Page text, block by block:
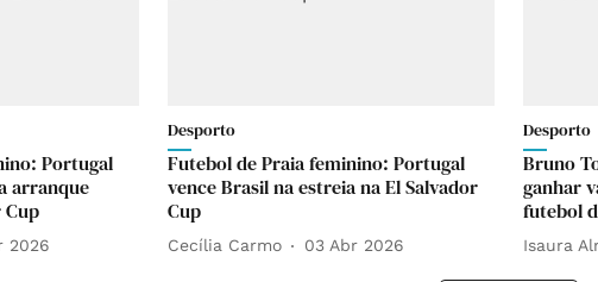
Portugal
arranque
Cup
2026
Desporto
Futebol de Praia feminino: Portugal
vence Brasil na estreia na El Salvador
Cup
Cecília Carmo 03 Abr 2026
Desporto
Bruno
ganhar
futebol
Isaura